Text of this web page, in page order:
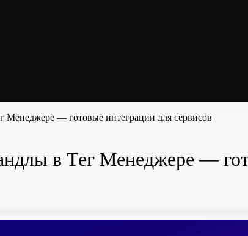
Менеджере — готовые интеграции для сервисов
в Тег Менеджере —